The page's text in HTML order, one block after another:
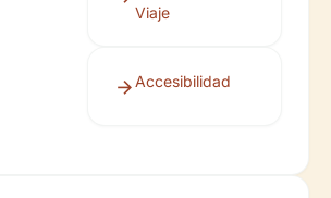
Viaje
Accesibilidad